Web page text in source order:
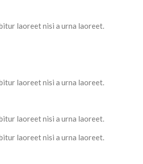
laoreet nisi a urna laoreet.
laoreet nisi a urna laoreet.
laoreet nisi a urna laoreet.
laoreet nisi a urna laoreet.